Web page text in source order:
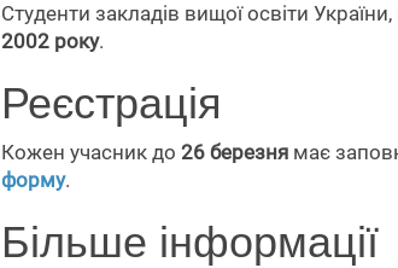
Студенти закладів вищої освіти
2002 року.
Реєстрація
Кожен учасник до 26 березня має
форму.
Більше інформації